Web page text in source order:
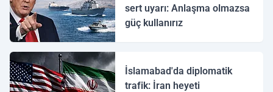
sert uyarı: Anlaşma olmazsa
güç kullanırız
İslamabad'da diplomatik
trafik: İran heyeti